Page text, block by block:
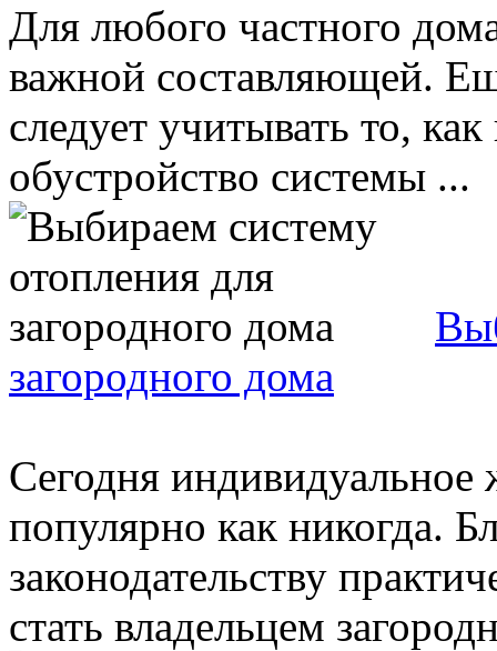
Для любого частного
важной составляющей.
следует учитывать то,
обустройство системы ...
загородного дома
Сегодня
популярно как никогда.
законодательству
стать владельцем